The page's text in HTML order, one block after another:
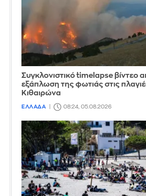
Συγκλονιστικό timelapse βίντεο
εξάπλωση της φωτιάς στις
Κιθαιρώνα
ΕΛΛΑΔΑ 08:24, 05.08.2026